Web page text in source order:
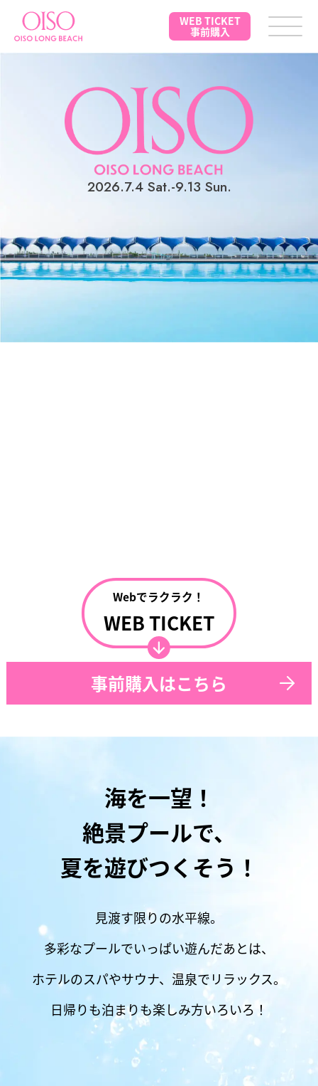
WEB TICKET
事前購入
2026.7.4 Sat.-9.13 Sun.
Webでラクラク！
WEB TICKET
事前購入はこちら
海を一望！
絶景プールで、
夏を遊びつくそう！
見渡す限りの水平線。
多彩なプールでいっぱい遊んだあとは、
ホテルのスパやサウナ、温泉でリラックス。
日帰りも泊まりも楽しみ方いろいろ！